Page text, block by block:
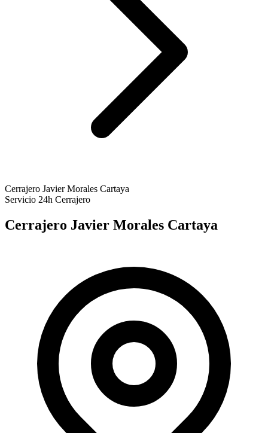
Cerrajero Javier Morales Cartaya
Servicio 24h Cerrajero
Cerrajero Javier Morales Cartaya